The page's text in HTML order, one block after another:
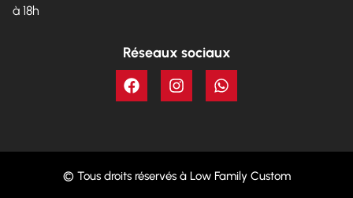
à 18h
Réseaux sociaux
© Tous droits réservés à Low Family Custom